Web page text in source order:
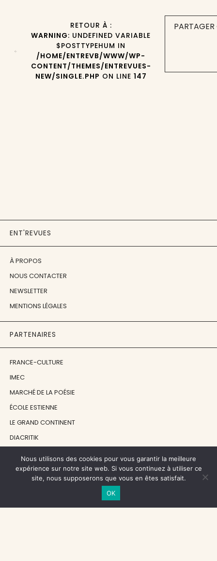
RETOUR À :
WARNING: UNDEFINED VARIABLE
$POSTTYPEHUM IN
/HOME/ENTREVB/WWW/WP-
CONTENT/THEMES/ENTREVUES-
NEW/SINGLE.PHP ON LINE 147
ENT'REVUES
À PROPOS
NOUS CONTACTER
NEWSLETTER
MENTIONS LÉGALES
PARTENAIRES
FRANCE-CULTURE
IMEC
MARCHÉ DE LA POÉSIE
ÉCOLE ESTIENNE
LE GRAND CONTINENT
DIACRITIK
NOS SOUTIENS
CENTRE NATIONAL DU LIVRE
Nous utilisons des cookies pour vous garantir la meilleure
expérience sur notre site web. Si vous continuez à utiliser ce
site, nous supposerons que vous en êtes satisfait.
OK